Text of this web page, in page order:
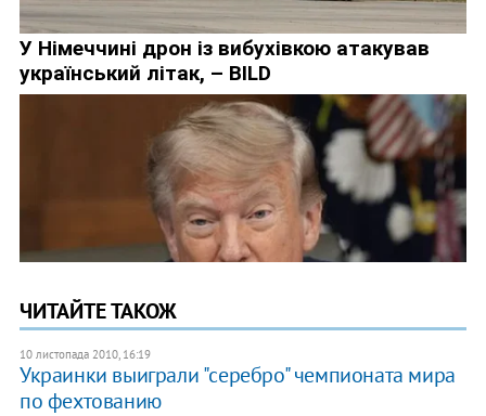
ЧИТАЙТЕ ТАКОЖ
10 листопада 2010, 16:19
Украинки выиграли "серебро" чемпионата мира
по фехтованию